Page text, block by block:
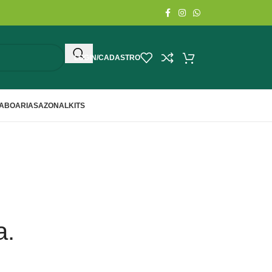
LOGIN/CADASTRO
SAZONALKITS